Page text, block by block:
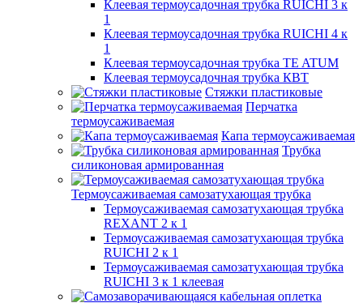
Клеевая термоусадочная трубка RUICHI 3 к
1
Клеевая термоусадочная трубка RUICHI 4 к
1
Клеевая термоусадочная трубка TE ATUM
Клеевая термоусадочная трубка КВТ
Стяжки пластиковые
Перчатка
термоусаживаемая
Капа термоусаживаемая
Трубка
силиконовая армированная
Термоусаживаемая самозатухающая трубка
Термоусаживаемая самозатухающая трубка
REXANT 2 к 1
Термоусаживаемая самозатухающая трубка
RUICHI 2 к 1
Термоусаживаемая самозатухающая трубка
RUICHI 3 к 1 клеевая